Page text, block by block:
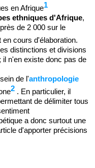
en Afrique1
ethniques d'Afrique,
de 2 000 sur le
en cours d'élaboration.
distinctions et divisions
n'en existe donc pas de
de l'anthropologie
2 . En particulier, il
de délimiter tous
a donc surtout une
d'apporter précisions